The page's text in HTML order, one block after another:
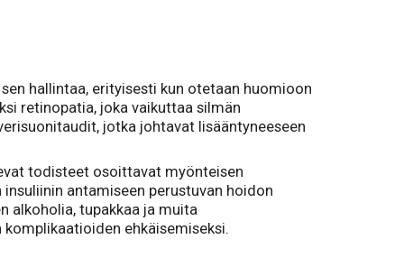
hallintaa, erityisesti kun otetaan huomioon
retinopatia, joka vaikuttaa silmän
jotka johtavat lisääntyneeseen
todisteet osoittavat myönteisen
antamiseen perustuvan hoidon
alkoholia, tupakkaa ja muita
ehkäisemiseksi.